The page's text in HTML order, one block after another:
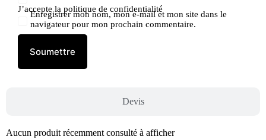
Devis
J’accepte la politique de confidentialité
Enregistrer mon nom, mon e-mail et mon site dans le
navigateur pour mon prochain commentaire.
Soumettre
Aucun produit récemment consulté à afficher